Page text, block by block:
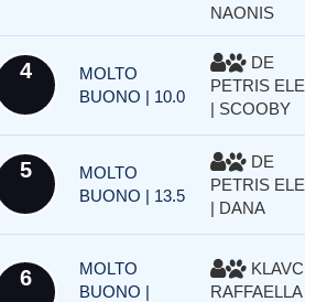
NAONIS
4
MOLTO
BUONO | 10.0
DE
PETRIS
| SCOOBY
5
MOLTO
BUONO | 13.5
DE
PETRIS
| DANA
6
MOLTO
BUONO |
RAFFAELLA |